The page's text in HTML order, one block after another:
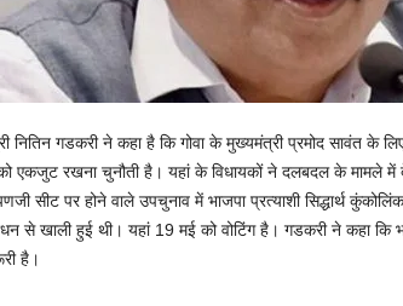
नितिन गडकरी ने कहा है कि गोवा के मुख्यमंत्री प्रमोद सावंत के
एकजुट रखना चुनौती है। यहां के विधायकों ने दलबदल के मामले में
सीट पर होने वाले उपचुनाव में भाजपा प्रत्याशी सिद्धार्थ
से खाली हुई थी। यहां 19 मई को वोटिंग है। गडकरी ने कहा कि
है।